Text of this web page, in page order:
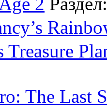
Treasure
The Last